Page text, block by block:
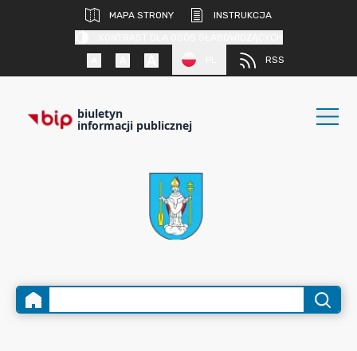
MAPA STRONY
INSTRUKCJA
RSS
biuletyn
informacji publicznej